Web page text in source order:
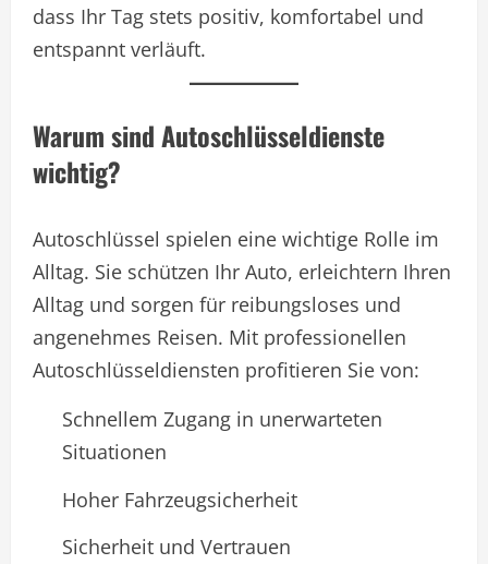
dass Ihr Tag stets positiv, komfortabel und
entspannt verläuft.
Warum sind Autoschlüsseldienste
wichtig?
Autoschlüssel spielen eine wichtige Rolle im
Alltag. Sie schützen Ihr Auto, erleichtern Ihren
Alltag und sorgen für reibungsloses und
angenehmes Reisen. Mit professionellen
Autoschlüsseldiensten profitieren Sie von:
Schnellem Zugang in unerwarteten
Situationen
Hoher Fahrzeugsicherheit
Sicherheit und Vertrauen